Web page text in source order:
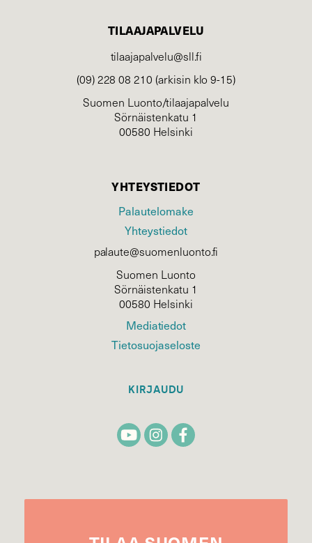
TILAAJAPALVELU
tilaajapalvelu@sll.fi
(09) 228 08 210 (arkisin klo 9-15)
Suomen Luonto/tilaajapalvelu
Sörnäistenkatu 1
00580 Helsinki
YHTEYSTIEDOT
Palautelomake
Yhteystiedot
palaute@suomenluonto.fi
Suomen Luonto
Sörnäistenkatu 1
00580 Helsinki
Mediatiedot
Tietosuojaseloste
KIRJAUDU